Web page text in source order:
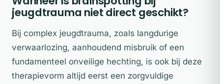
jeugdtrauma niet direct geschikt?
Bij complex jeugdtrauma, zoals langdurige
verwaarlozing, aanhoudend misbruik of een
fundamenteel onveilige hechting, is ook bij deze
therapievorm altijd eerst een zorgvuldige